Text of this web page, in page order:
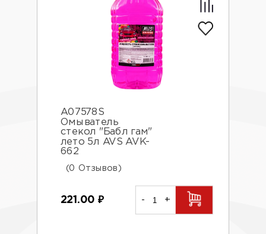
A07578S
Омыватель
стекол "Бабл гам"
лето 5л AVS AVK-
662
(0 Отзывов)
221.00 ₽ - +